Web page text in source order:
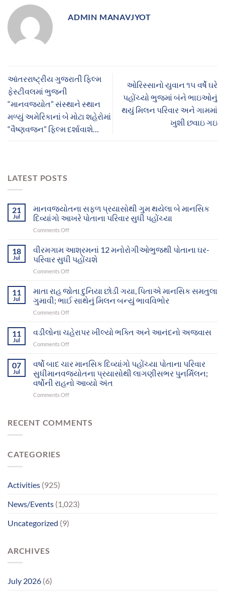
ADMIN MANAVJYOT
આંતરરાષ્ટ્રીય ગુજરાતી ફિલ્મ
ફેસ્ટીવલમાં ભુજની
“માનવજ્યોત” સંસ્થાને સ્થાન
મળ્યું અમેરિકાનાં બે મોટા શહેરોમાં
“વૈષ્ણવજન” ફિલ્મ દર્શાવાશે…
ઓરિસ્સાનો યુવાન ૧૫ વર્ષે ઘરે
પહોંચ્યો ભુજમાં બંને ભાઇઓનું
થયું મિલન પરિવાર અને ગામમાં
ખુશી છવાઇ ગઇ
LATEST POSTS
21
Jul
માનવજ્યોતના સફળ પ્રયાસોથી ગુમ થયેલા બે માનસિક
દિવ્યાંગો આખરે પોતાના પરિવાર સુધી પહોંચ્યા
Comments Offon
સફળ
પ્રયાસોથી
ગુમ
થયેલા
માનસિક
દિવ્યાંગો
સુધી
18
Jul
વીરમગામ આશ્રમનાં 12 મનોરોગીઓભુજથી પોતાના ઘર-
પરિવાર સુધી પહોંચશે
Comments Offon
આશ્રમનાં
12
મનોરોગીઓભુજથી
પોતાના
પરિવાર
11
Jul
માતા રાહ જોતા દુનિયા છોડી ગયા, પિતાએ માનસિક સમતુલા
ગુમાવી; ભાઈ સાથેનું મિલન બન્યું ભાવવિભોર
Comments Offon
રાહ
જોતા
ગયા,
પિતાએ
માનસિક
મિલન
11
Jul
વડીલોના ચહેરાપર ખીલ્યો ભક્તિ અને આનંદનો અજવાસ
Comments Offon
ચહેરાપર
ખીલ્યો
ભક્તિ
અને
આનંદનો
07
Jul
વર્ષો બાદ ચાર માનસિક દિવ્યાંગો પહોંચ્યા પોતાના પરિવાર
સુધીમાનવજ્યોતના પ્રયાસોથી લાગણીસભર પુનર્મિલન;
વર્ષોની રાહનો આવ્યો અંત
Comments Offon
ચાર
વર્ષોની
RECENT COMMENTS
CATEGORIES
Activities (925)
News/Events (1,023)
Uncategorized (9)
ARCHIVES
July 2026 (6)